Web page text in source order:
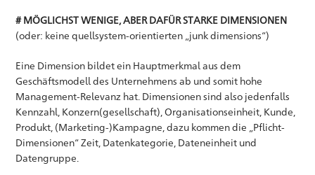
# MÖGLICHST WENIGE, ABER DAFÜR STARKE DIMENSIONEN
(oder: keine quellsystem-orientierten „junk dimensions“)
Eine Dimension bildet ein Hauptmerkmal aus dem
Geschäftsmodell des Unternehmens ab und somit hohe
Management-Relevanz hat. Dimensionen sind also jedenfalls
Kennzahl, Konzern(gesellschaft), Organisationseinheit, Kunde,
Produkt, (Marketing-)Kampagne, dazu kommen die „Pflicht-
Dimensionen“ Zeit, Datenkategorie, Dateneinheit und
Datengruppe.